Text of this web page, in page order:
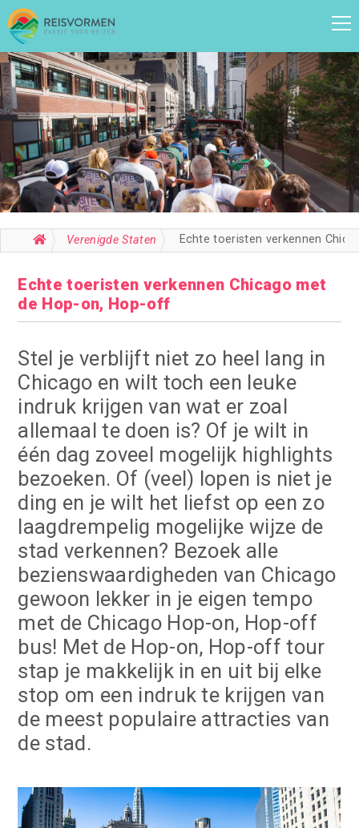
Verenigde Staten
Echte toeristen verkennen Chicago met
de Hop-on, Hop-off
Stel je verblijft niet zo heel lang in
Chicago en wilt toch een leuke
indruk krijgen van wat er zoal
allemaal te doen is? Of je wilt in
één dag zoveel mogelijk highlights
bezoeken. Of (veel) lopen is niet je
ding en je wilt het liefst op een zo
laagdrempelig mogelijke wijze de
stad verkennen? Bezoek alle
bezienswaardigheden van Chicago
gewoon lekker in je eigen tempo
met de Chicago Hop-on, Hop-off
bus! Met de Hop-on, Hop-off tour
stap je makkelijk in en uit bij elke
stop om een indruk te krijgen van
de meest populaire attracties van
de stad.